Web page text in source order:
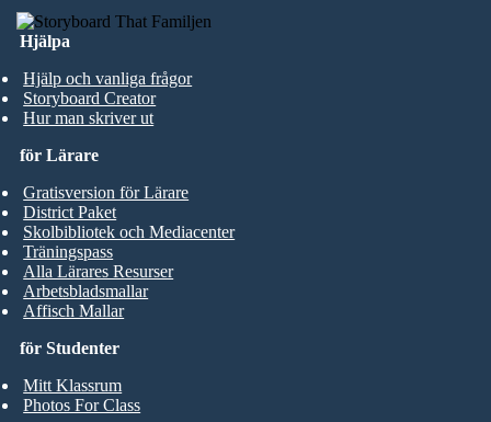
Hjälpa
Hjälp och vanliga frågor
Storyboard Creator
Hur man skriver ut
för Studenter
Mitt Klassrum
Photos For Class
för Lärare
Gratisversion för Lärare
District Paket
Skolbibliotek och Mediacenter
Träningspass
Alla Lärares Resurser
Arbetsbladsmallar
Affisch Mallar